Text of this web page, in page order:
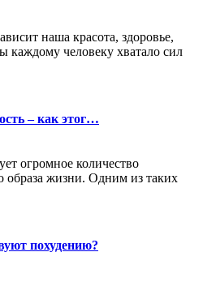
наша красота, здоровье,
каждому человеку хватало сил
– как этог…
огромное количество
образа жизни. Одним из таких
похудению?